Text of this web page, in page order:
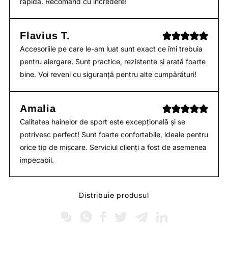
Flavius T.
Accesoriile pe care le-am luat sunt exact ce îmi trebuia
pentru alergare. Sunt practice, rezistente și arată foarte
bine. Voi reveni cu siguranță pentru alte cumpărături!
Amalia
Calitatea hainelor de sport este excepțională și se
potrivesc perfect! Sunt foarte confortabile, ideale pentru
orice tip de mișcare. Serviciul clienți a fost de asemenea
impecabil.
Distribuie produsul